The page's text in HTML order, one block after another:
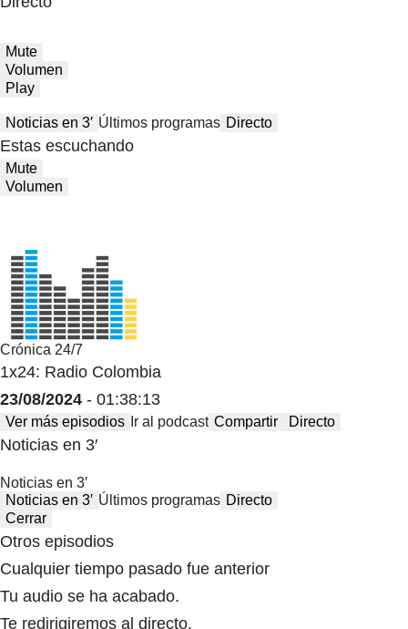
Mute
Volumen
Play
Noticias en 3′ Últimos programas Directo
Estas escuchando
Mute
Volumen
Crónica 24/7
1x24: Radio Colombia
23/08/2024 - 01:38:13
Ver más episodios Ir al podcast Compartir Directo
Noticias en 3′
Noticias en 3′
Noticias en 3′ Últimos programas Directo
Cerrar
Otros episodios
Cualquier tiempo pasado fue anterior
Tu audio se ha acabado.
Te redirigiremos al directo.